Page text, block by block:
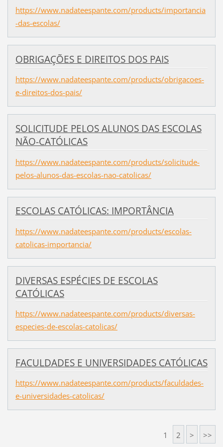
https://www.nadateespante.com/products/importancia
-das-escolas/
OBRIGAÇÕES E DIREITOS DOS PAIS
https://www.nadateespante.com/products/obrigacoes-
e-direitos-dos-pais/
SOLICITUDE PELOS ALUNOS DAS ESCOLAS
NÃO-CATÓLICAS
https://www.nadateespante.com/products/solicitude-
pelos-alunos-das-escolas-nao-catolicas/
ESCOLAS CATÓLICAS: IMPORTÂNCIA
https://www.nadateespante.com/products/escolas-
catolicas-importancia/
DIVERSAS ESPÉCIES DE ESCOLAS
CATÓLICAS
https://www.nadateespante.com/products/diversas-
especies-de-escolas-catolicas/
FACULDADES E UNIVERSIDADES CATÓLICAS
https://www.nadateespante.com/products/faculdades-
e-universidades-catolicas/
1 2 > >>